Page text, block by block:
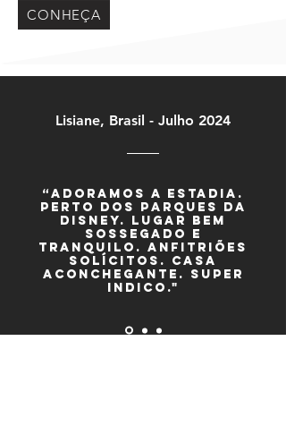
CONHEÇA
Lisiane, Brasil - Julho 2024
“Adoramos a estadia.
Perto dos parques da
Disney. Lugar bem
sossegado e
tranquilo. Anfitriões
solícitos. Casa
aconchegante. Super
indico."